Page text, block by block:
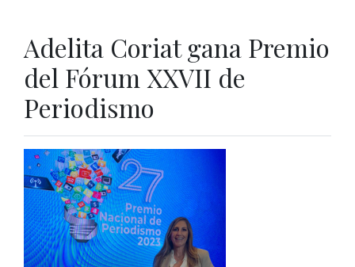
Adelita Coriat gana Premio
del Fórum XXVII de
Periodismo